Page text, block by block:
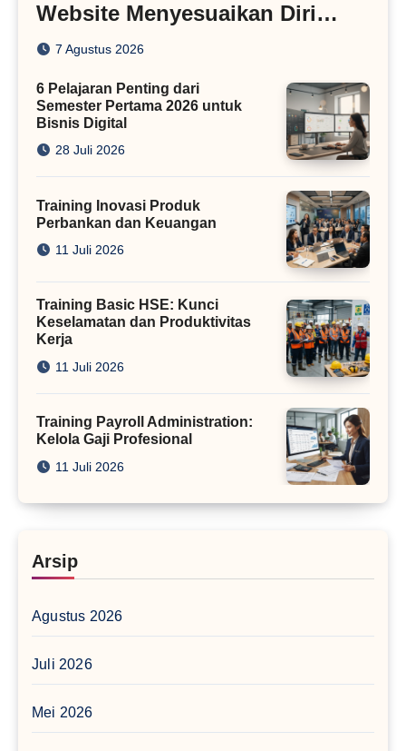
Website Menyesuaikan Diri
dengan Algoritma SEO Masa
7 Agustus 2026
6 Pelajaran Penting dari
Semester Pertama 2026 untuk
Bisnis Digital
28 Juli 2026
Training Inovasi Produk
Perbankan dan Keuangan
11 Juli 2026
Training Basic HSE: Kunci
Keselamatan dan Produktivitas
Kerja
11 Juli 2026
Training Payroll Administration:
Kelola Gaji Profesional
11 Juli 2026
Arsip
Agustus 2026
Juli 2026
Mei 2026